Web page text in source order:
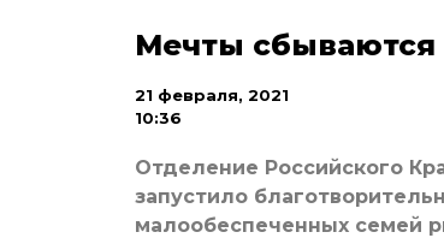
Мечты сбываются
21 февраля, 2021
10:36
Отделение Российского
запустило
малообеспеченных семей